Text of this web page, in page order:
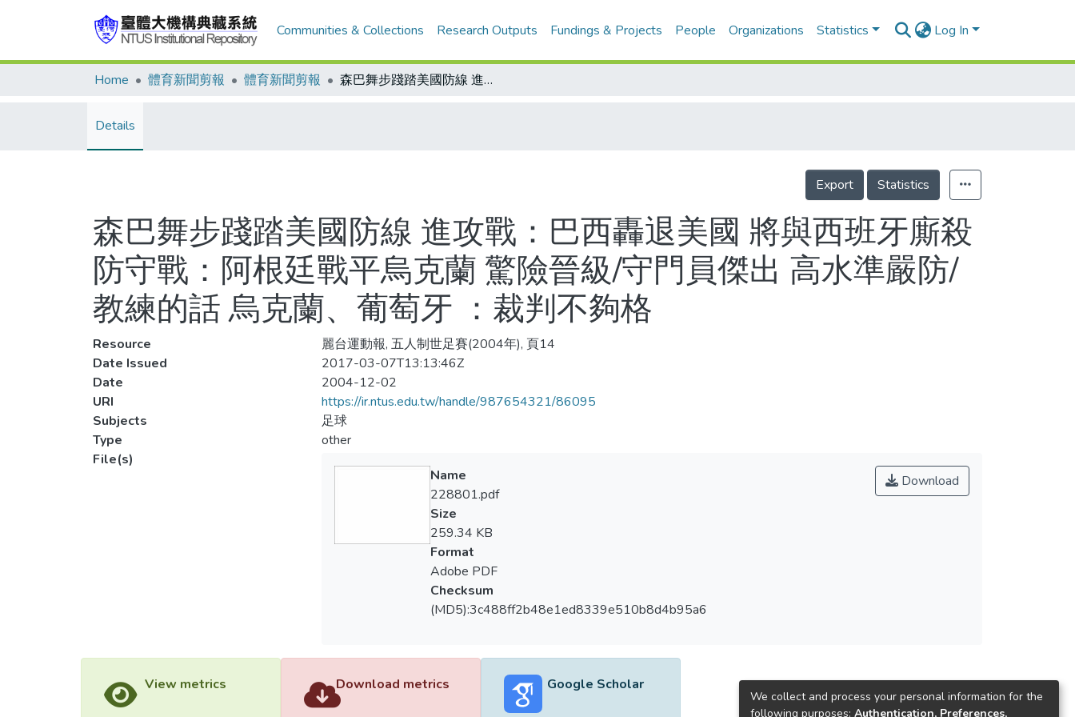
Communities & Collections Research Outputs Fundings & Projects People Organizations Statistics Log In
Home 體育新聞剪報 體育新聞剪報 森巴舞步踐踏美國防線 進攻戰：巴西轟退美國 將與西班牙廝殺 防守戰：阿根廷戰平烏克蘭 驚險晉級/守門員傑出 高水準嚴防/教練的話 烏克蘭、葡萄牙 ：裁判不夠格
Details
Export Statistics
森巴舞步踐踏美國防線 進攻戰：巴西轟退美國 將與西班牙廝殺
防守戰：阿根廷戰平烏克蘭 驚險晉級/守門員傑出 高水準嚴防/
教練的話 烏克蘭、葡萄牙 ：裁判不夠格
Resource
麗台運動報, 五人制世足賽(2004年), 頁14
Date Issued
2017-03-07T13:13:46Z
Date
2004-12-02
URI
https://ir.ntus.edu.tw/handle/987654321/86095
Subjects
足球
Type
other
File(s)
Download
Name
228801.pdf
Size
259.34 KB
Format
Adobe PDF
Checksum
(MD5):3c488ff2b48e1ed8339e510b8d4b95a6
View metrics Download metrics Google Scholar
We collect and process your personal information for the
following purposes: Authentication, Preferences,